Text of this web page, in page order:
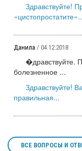
Здравствуйте!
Данила / 04.12.2018
�дравствуйте.
болезненное ...
Здравствуйте!
правильная...
ВСЕ ВОПРОСЫ И